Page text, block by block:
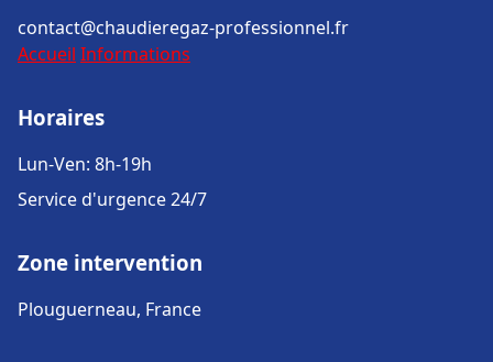
contact@chaudieregaz-professionnel.fr
Accueil Informations
Horaires
Lun-Ven: 8h-19h
Service d'urgence 24/7
Zone intervention
Plouguerneau, France